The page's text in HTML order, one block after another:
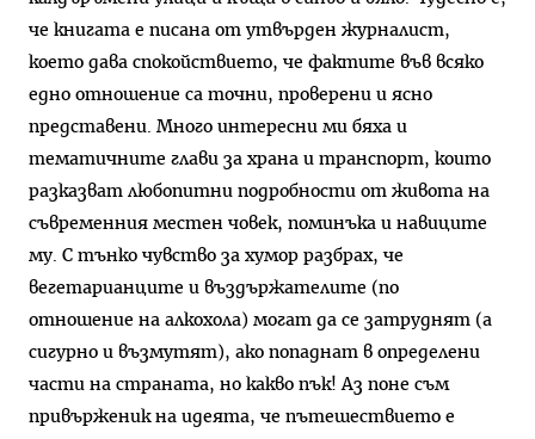
че книгата е писана от утвърден журналист,
което дава спокойствието, че фактите във всяко
едно отношение са точни, проверени и ясно
представени. Много интересни ми бяха и
тематичните глави за храна и транспорт, които
разказват любопитни подробности от живота на
съвременния местен човек, поминъка и навиците
му. С тънко чувство за хумор разбрах, че
вегетарианците и въздържателите (по
отношение на алкохола) могат да се затруднят (а
сигурно и възмутят), ако попаднат в определени
части на страната, но какво пък! Аз поне съм
привърженик на идеята, че пътешествието е